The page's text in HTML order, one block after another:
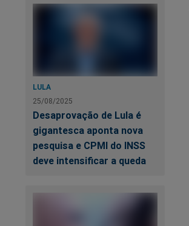
LULA
25/08/2025
Desaprovação de Lula é
gigantesca aponta nova
pesquisa e CPMI do INSS
deve intensificar a queda